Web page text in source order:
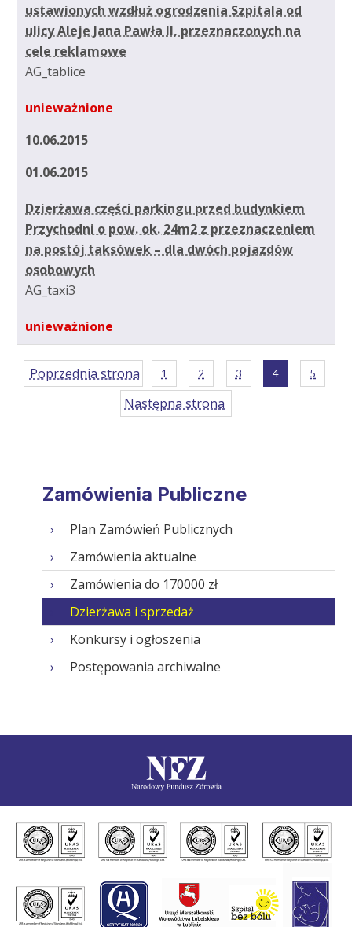
ustawionych wzdłuż ogrodzenia Szpitala od
ulicy Aleje Jana Pawła II, przeznaczonych na
cele reklamowe
AG_tablice
unieważnione
10.06.2015
01.06.2015
Dzierżawa części parkingu przed budynkiem
Przychodni o pow. ok. 24m2 z przeznaczeniem
na postój taksówek – dla dwóch pojazdów
osobowych
AG_taxi3
unieważnione
Poprzednia strona 1 2 3 4 5
Następna strona
Zamówienia Publiczne
Plan Zamówień Publicznych
Zamówienia aktualne
Zamówienia do 170000 zł
Dzierżawa i sprzedaż
Konkursy i ogłoszenia
Postępowania archiwalne